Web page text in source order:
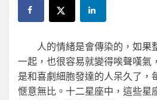
人的情緒是會傳染的，如果
一起，也很容易就變得唉聲嘆氣
是和喜劇細胞發達的人呆久了，
愜意無比。十二星座中，這些星